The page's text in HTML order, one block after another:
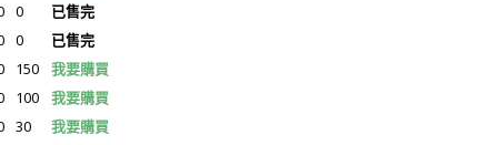
0
已售完
0
已售完
150
我要購買
100
我要購買
30 我要購買